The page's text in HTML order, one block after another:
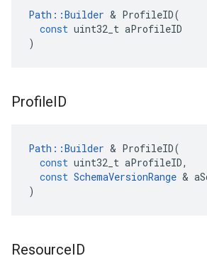
Path ::Builder & ProfileID(
const uint32_t aProfileID
)
ProfileID
Path ::Builder & ProfileID(
const uint32_t aProfileID,
const SchemaVersionRange &
)
ResourceID